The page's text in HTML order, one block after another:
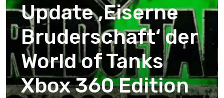
Update ‚Eiserne
Bruderschaft‘ der
World of Tanks
Xbox 360 Edition